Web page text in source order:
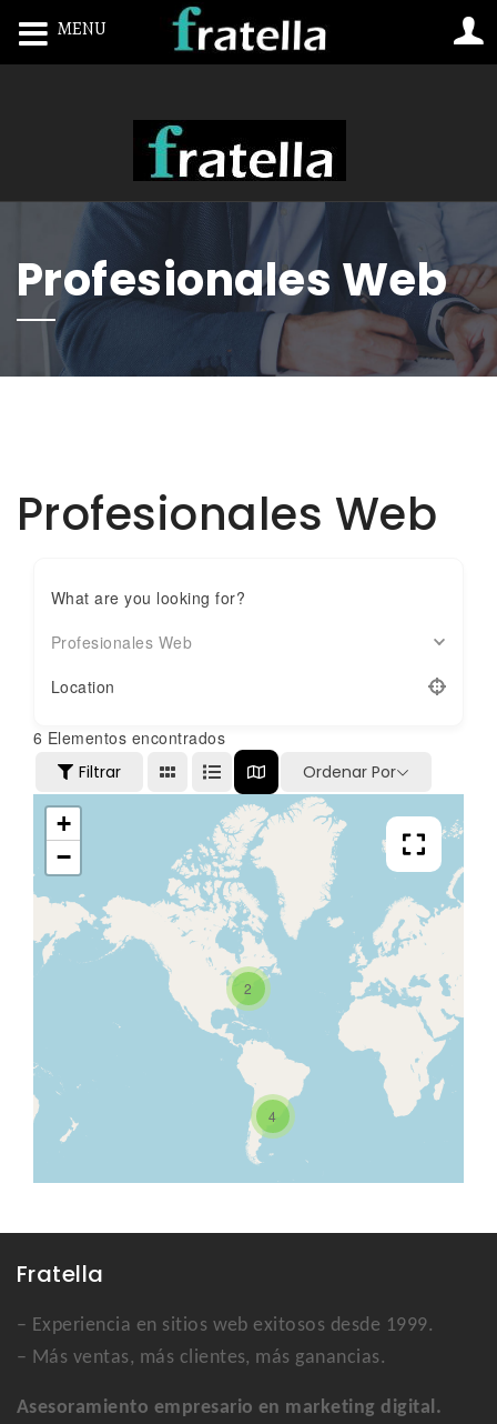
Profesionales Web
Profesionales Web
What are you looking for?
Profesionales Web
Location
6 Elementos encontrados
Filtrar
Ordenar Por
4
2
+
−
Fratella
– Experiencia en sitios web exitosos desde 1999.
– Más ventas, más clientes, más ganancias.
Asesoramiento empresario en marketing digital.
MENU